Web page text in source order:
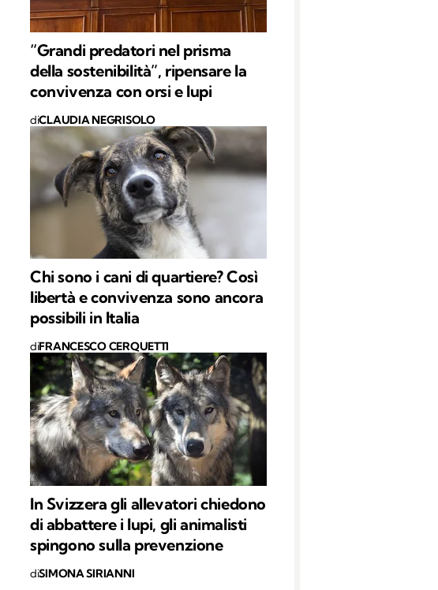
“Grandi predatori nel prisma
della sostenibilità”, ripensare la
convivenza con orsi e lupi
diCLAUDIA NEGRISOLO
Chi sono i cani di quartiere? Così
libertà e convivenza sono ancora
possibili in Italia
diFRANCESCO CERQUETTI
In Svizzera gli allevatori chiedono
di abbattere i lupi, gli animalisti
spingono sulla prevenzione
diSIMONA SIRIANNI